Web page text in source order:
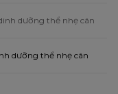
dưỡng thể nhẹ cân
dưỡng thể nhẹ cân